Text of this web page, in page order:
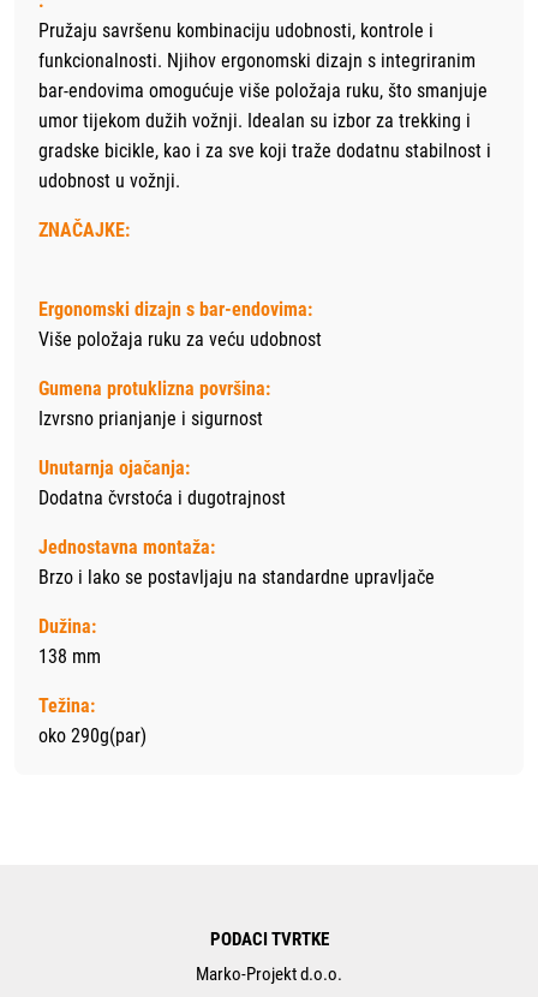
Pružaju savršenu kombinaciju udobnosti, kontrole i
funkcionalnosti. Njihov ergonomski dizajn s integriranim
bar-endovima omogućuje više položaja ruku, što smanjuje
umor tijekom dužih vožnji. Idealan su izbor za trekking i
gradske bicikle, kao i za sve koji traže dodatnu stabilnost i
udobnost u vožnji.
ZNAČAJKE:
Ergonomski dizajn s bar-endovima:
Više položaja ruku za veću udobnost
Gumena protuklizna površina:
Izvrsno prianjanje i sigurnost
Unutarnja ojačanja:
Dodatna čvrstoća i dugotrajnost
Jednostavna montaža:
Brzo i lako se postavljaju na standardne upravljače
Dužina:
138 mm
Težina:
oko 290g(par)
PODACI TVRTKE
Marko-Projekt d.o.o.